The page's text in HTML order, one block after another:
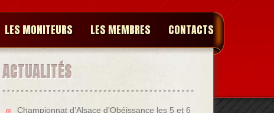
LES MONITEURS LES MEMBRES CONTACTS
ACTUALITÉS
Championnat d’Alsace d’Obéissance les 5 et 6